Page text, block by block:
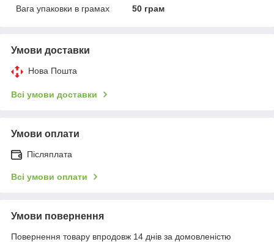
Вага упаковки в грамах
50 грам
Умови доставки
Нова Пошта
Всі умови доставки
Умови оплати
Післяплата
Всі умови оплати
Умови повернення
Повернення товару впродовж 14 днів за домовленістю